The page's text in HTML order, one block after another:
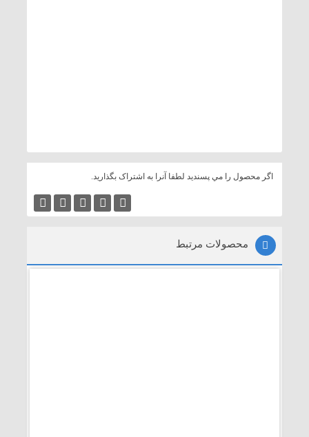
اگر محصول را مي پسنديد لطفا آنرا به اشتراک بگذاريد.
محصولات مرتبط